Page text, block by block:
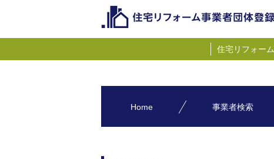
住宅リフォー
Home 事業者検索